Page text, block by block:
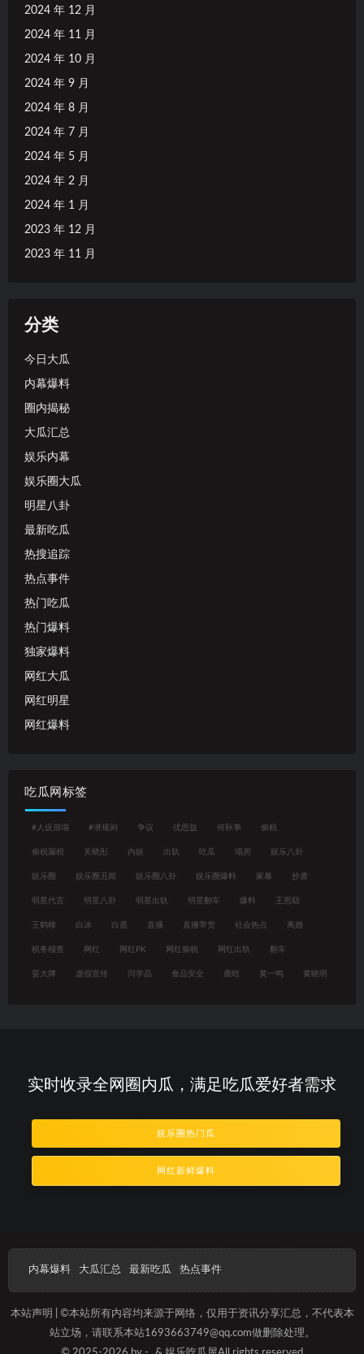
2024 年 12 月
2024 年 11 月
2024 年 10 月
2024 年 9 月
2024 年 8 月
2024 年 7 月
2024 年 5 月
2024 年 2 月
2024 年 1 月
2023 年 12 月
2023 年 11 月
分类
今日大瓜
内幕爆料
圈内揭秘
大瓜汇总
娱乐内幕
娱乐圈大瓜
明星八卦
最新吃瓜
热搜追踪
热点事件
热门吃瓜
热门爆料
独家爆料
网红大瓜
网红明星
网红爆料
吃瓜网标签
#人设崩塌 #潜规则 争议 优思益 何秋亊 偷税
偷税漏税 关晓彤 内娱 出轨 吃瓜 塌房 娱乐八卦
娱乐圈 娱乐圈丑闻 娱乐圈八卦 娱乐圈爆料 家暴 抄袭
明星代言 明星八卦 明星出轨 明星翻车 爆料 王思聪
王鹤棣 白冰 白鹿 直播 直播带货 社会热点 离婚
税务稽查 网红 网红PK 网红偷税 网红出轨 翻车
耍大牌 虚假宣传 闫学晶 食品安全 鹿晗 黄一鸣 黄晓明
实时收录全网圈内瓜，满足吃瓜爱好者需求
娱乐圈热门瓜
网红新鲜爆料
内幕爆料 大瓜汇总 最新吃瓜 热点事件
本站声明 | ©本站所有内容均来源于网络，仅用于资讯分享汇总，不代表本
站立场，请联系本站1693663749@qq.com做删除处理。